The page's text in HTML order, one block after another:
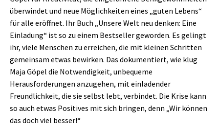
überwindet und neue Möglichkeiten eines „guten Lebens“
für alle eröffnet. Ihr Buch „Unsere Welt neu denken: Eine
Einladung“ ist so zu einem Bestseller geworden. Es gelingt
ihr, viele Menschen zu erreichen, die mit kleinen Schritten
gemeinsam etwas bewirken. Das dokumentiert, wie klug
Maja Göpel die Notwendigkeit, unbequeme
Herausforderungen anzugehen, mit einladender
Freundlichkeit, die sie selbst lebt, verbindet. Die Krise kann
so auch etwas Positives mit sich bringen, denn „Wir können
das doch viel besser!“